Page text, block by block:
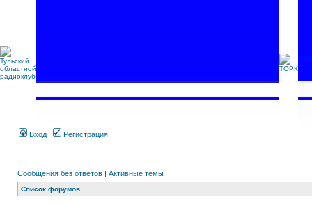
Вход Регистрация
Сообщения без ответов | Активные темы
Список форумов